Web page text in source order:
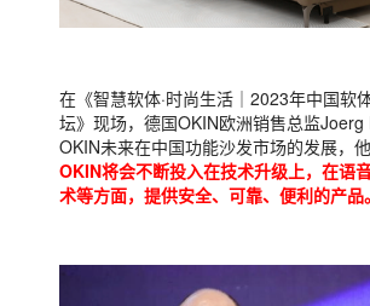
在《智慧软体·时尚生活｜2023年中国软
坛》现场，德国OKIN欧洲销售总监
OKIN未来在中国功能沙发市场的发展，
OKIN将会不断投入在技术升级上，在语
术等方面，提供安全、可靠、便利的产品。